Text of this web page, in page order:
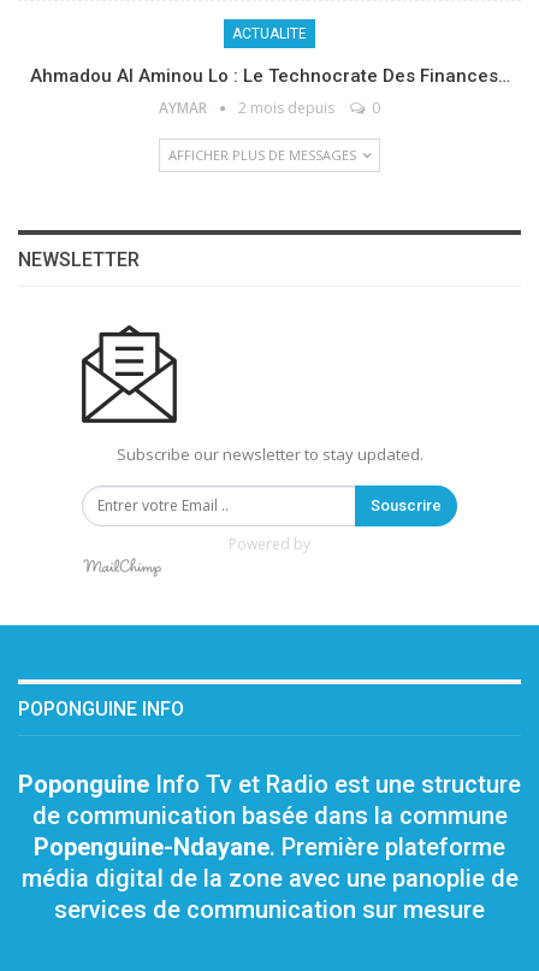
ACTUALITE
Ahmadou Al Aminou Lo : Le Technocrate Des Finances…
AYMAR 2 mois depuis 0
AFFICHER PLUS DE MESSAGES
NEWSLETTER
Subscribe our newsletter to stay updated.
Souscrire
Powered by
POPONGUINE INFO
Poponguine Info Tv et Radio est une structure
de communication basée dans la commune
Popenguine-Ndayane. Première plateforme
média digital de la zone avec une panoplie de
services de communication sur mesure